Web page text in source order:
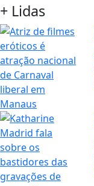
+ Lidas